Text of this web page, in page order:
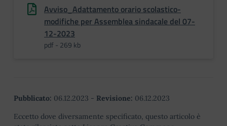
Avviso_Adattamento orario scolastico-
modifiche per Assemblea sindacale del 07-
12-2023
pdf - 269 kb
Pubblicato: 06.12.2023 - Revisione: 06.12.2023
Eccetto dove diversamente specificato, questo articolo è